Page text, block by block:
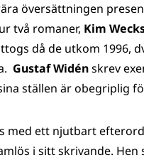
översättningen
två romaner, Kim
då de utkom 1996,
Gustaf Widénskrev
ställen är obegriplig
med ett njutbart
i sitt skrivande.